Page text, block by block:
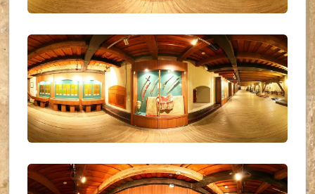
UKR_(17)
UKR_(18)